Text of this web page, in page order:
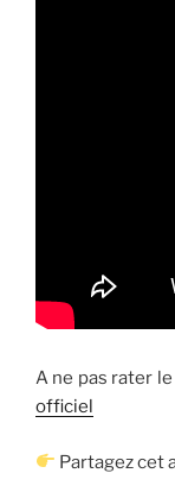
A ne pas rater
officiel
Partagez cet